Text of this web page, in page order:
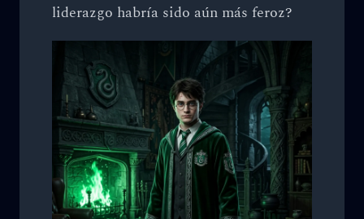
liderazgo habría sido aún más feroz?